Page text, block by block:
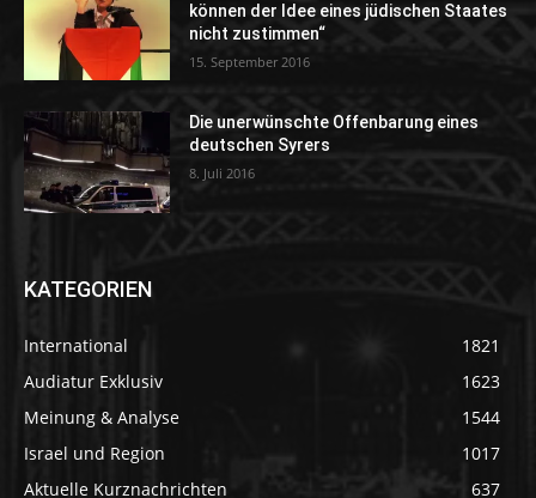
können der Idee eines jüdischen Staates
nicht zustimmen“
15. September 2016
Die unerwünschte Offenbarung eines
deutschen Syrers
8. Juli 2016
KATEGORIEN
International
1821
Audiatur Exklusiv
1623
Meinung & Analyse
1544
Israel und Region
1017
Aktuelle Kurznachrichten
637